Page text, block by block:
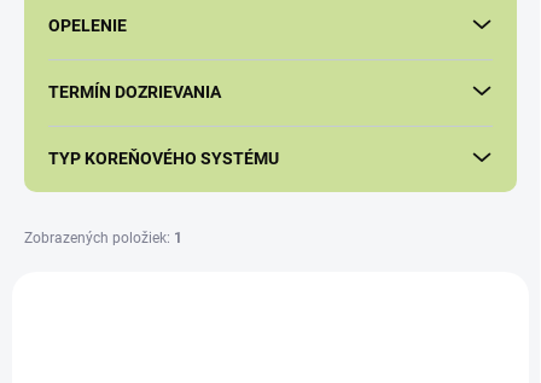
OPELENIE
TERMÍN DOZRIEVANIA
TYP KOREŇOVÉHO SYSTÉMU
Zobrazených položiek: 1